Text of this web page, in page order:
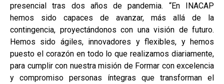
presencial tras dos años de pandemia. “En INACAP
hemos sido capaces de avanzar, más allá de la
contingencia, proyectándonos con una visión de futuro.
Hemos sido ágiles, innovadores y flexibles, y hemos
puesto el corazón en todo lo que realizamos diariamente,
para cumplir con nuestra misión de Formar con excelencia
y compromiso personas íntegras que transforman el